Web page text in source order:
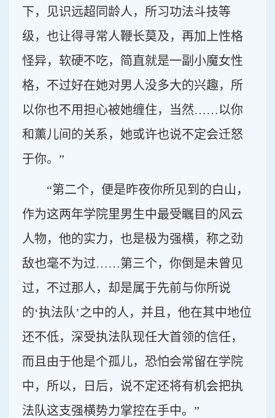
下，见识远超同龄人，所习功法斗技等
级，也让得寻常人鞭长莫及，再加上性格
怪异，软硬不吃，简直就是一副小魔女性
格，不过好在她对男人没多大的兴趣，所
以你也不用担心被她缠住，当然……以你
和薰儿间的关系，她或许也说不定会迁怒
于你。”
“第二个，便是昨夜你所见到的白山，
作为这两年学院里男生中最受瞩目的风云
人物，他的实力，也是极为强横，称之劲
敌也毫不为过……第三个，你倒是未曾见
过，不过那人，却是属于先前与你所说
的‘执法队’之中的人，并且，他在其中地位
还不低，深受执法队现任大首领的信任，
而且由于他是个孤儿，恐怕会常留在学院
中，所以，日后，说不定还将有机会把执
法队这支强横势力掌控在手中。”